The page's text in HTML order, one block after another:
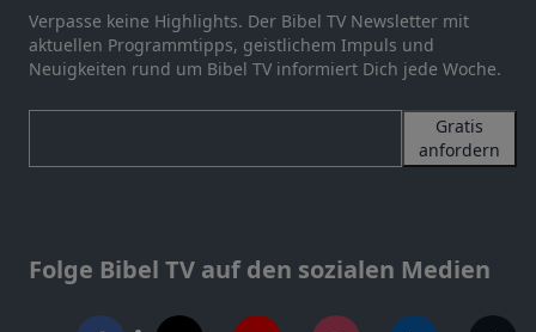
Verpasse keine Highlights. Der Bibel TV Newsletter mit
aktuellen Programmtipps, geistlichem Impuls und
Neuigkeiten rund um Bibel TV informiert Dich jede Woche.
Gratis
anfordern
Folge Bibel TV auf den sozialen Medien